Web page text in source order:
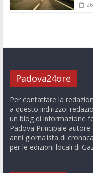
Padova24ore
Per contattare la
a questo indirizzo:
un blog di informazione
Padova Principale
anni giornalista di
per le edizioni locali di